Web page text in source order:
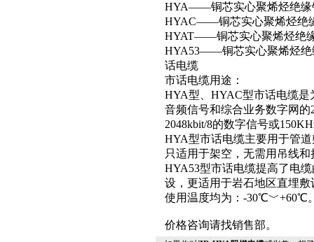
HYA——铜芯实心聚烯烃绝缘
HYAC——铜芯实心聚烯烃绝
HYAT——铜芯实心聚烯烃绝
HYA53——铜芯实心聚烯烃绝
话电缆
市话电缆用途：
HYA型、HYAC型市话电缆
音频信号和综合业务数字网
2048kbit/8的数字信号或
HYA型市话电缆主要用于管
只适用于架空，无需用吊线和
HYA53型市话电缆提高了电
设，更适用于岩石地区直埋敷
使用温度均为：-30℃﹀+60℃
价格咨询请找销售部。